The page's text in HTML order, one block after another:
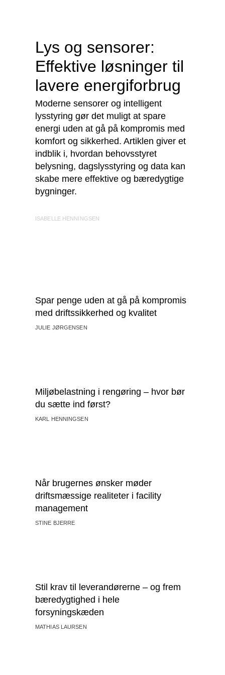
Lys og sensorer:
Effektive løsninger til
lavere energiforbrug
Moderne sensorer og intelligent
lysstyring gør det muligt at spare
energi uden at gå på kompromis med
komfort og sikkerhed. Artiklen giver et
indblik i, hvordan behovsstyret
belysning, dagslysstyring og data kan
skabe mere effektive og bæredygtige
bygninger.
ISABELLE HENNINGSEN
Spar penge uden at gå på kompromis
med driftssikkerhed og kvalitet
JULIE JØRGENSEN
Miljøbelastning i rengøring – hvor bør
du sætte ind først?
KARL HENNINGSEN
Når brugernes ønsker møder
driftsmæssige realiteter i facility
management
STINE BJERRE
Stil krav til leverandørerne – og frem
bæredygtighed i hele
forsyningskæden
MATHIAS LAURSEN